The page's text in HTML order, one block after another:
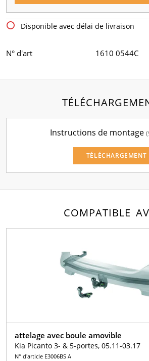
Disponible avec délai de livraison
N° d'art 1610 0544C
Instructions de montage
TÉLÉCHARGEMENT
COMPATIBLE
attelage avec boule amovible
Kia Picanto 3- & 5-portes, 05.11-03.17
N° d'article E3006BS A